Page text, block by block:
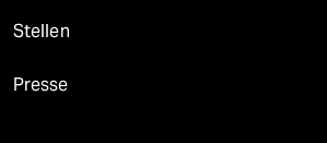
Stellen
Presse